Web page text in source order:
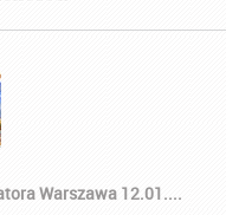
Warszawa 12.01....